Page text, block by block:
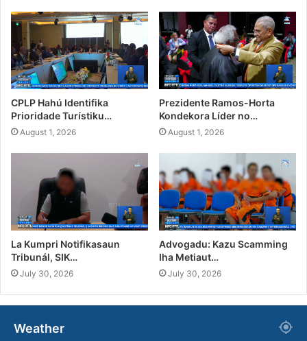
CPLP Hahú Identifika
Prioridade Turístiku…
August 1, 2026
Prezidente Ramos-Horta
Kondekora Líder no…
August 1, 2026
La Kumpri Notifikasaun
Tribunál, SIK…
July 30, 2026
Advogadu: Kazu Scamming
Iha Metiaut…
July 30, 2026
Weather